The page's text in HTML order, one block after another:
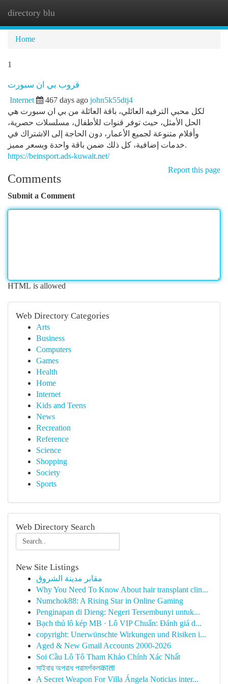
directory blu
Home
1
قروب بي ان سبورت
Internet 467 days ago john5k55dtj4
لكل محبي الترفيه العائلي، باقة العائلة من بي ان سبورت هي
الحل الأمثل، حيث توفر قنوات للأطفال، مسلسلات حصرية،
وأفلام متنوعة لجميع الأعمار، دون الحاجة إلى الاشتراك في
خدمات إضافية، كل ذلك ضمن باقة واحدة وبسعر مميز.
https://beinsport.ads-kuwait.net/
Report this page
Comments
Submit a Comment
HTML is allowed
Web Directory Categories
Arts
Business
Computers
Games
Health
Home
Internet
Kids and Teens
News
Recreation
Reference
Science
Shopping
Society
Sports
Web Directory Search
New Site Listings
مقابر مدينة الشروق
Why You Need To Know About hair transplant clin...
Numchok88: A Rising Star in Online Gaming
Penginapan di Dieng: Negeri Tersembunyi untuk...
Bạch thủ lô kép MB · Lô VIP Chuẩn: Đánh giá d...
copyright: Unerwünschte Wirkungen und Risiken i...
Aged & New Gmail Accounts 2000-2026
Soi Cầu Lô Tô Tham Khảo Chính Xác Nhất
সাইবার অপরাধ পরামর্শকলकाता
A Secret Weapon For Villa Ángela Noticias inter...